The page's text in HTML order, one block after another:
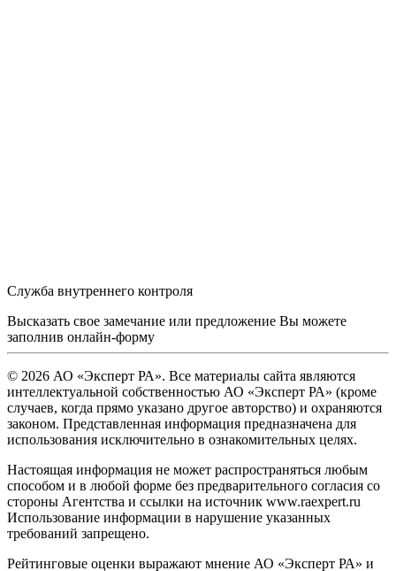
Служба внутреннего контроля
Высказать свое замечание или предложение Вы можете
заполнив онлайн-форму
© 2026 АО «Эксперт РА». Все материалы сайта являются
интеллектуальной собственностью АО «Эксперт РА» (кроме
случаев, когда прямо указано другое авторство) и охраняются
законом. Представленная информация предназначена для
использования исключительно в ознакомительных целях.
Настоящая информация не может распространяться любым
способом и в любой форме без предварительного согласия со
стороны Агентства и ссылки на источник www.raexpert.ru
Использование информации в нарушение указанных
требований запрещено.
Рейтинговые оценки выражают мнение АО «Эксперт РА» и